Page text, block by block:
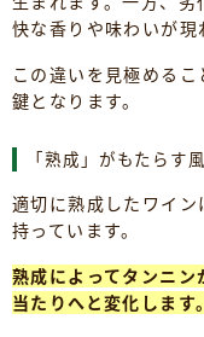
快な香りや味わいが現
この違いを見極める
鍵となります。
「熟成」がもたらす
適切に熟成したワイ
持っています。
熟成によってタンニン
当たりへと変化します。